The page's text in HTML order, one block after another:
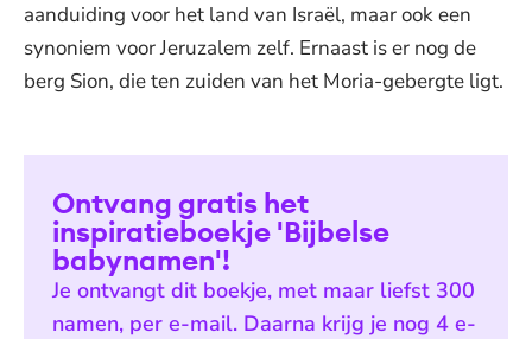
aanduiding voor het land van Israël, maar ook een
synoniem voor Jeruzalem zelf. Ernaast is er nog de
berg Sion, die ten zuiden van het Moria-gebergte ligt.
Ontvang gratis het
inspiratieboekje 'Bijbelse
babynamen'!
Je ontvangt dit boekje, met maar liefst 300
namen, per e-mail. Daarna krijg je nog 4 e-